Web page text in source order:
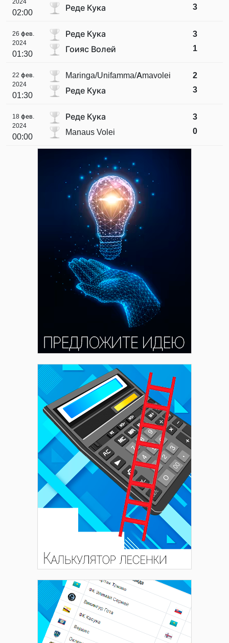
02:00
Реде Кука
3
26 фев.
2024
01:30
Реде Кука
Гоияс Волей
3
1
22 фев.
2024
01:30
Maringa/Unifamma/Amavolei
Реде Кука
2
3
18 фев.
2024
00:00
Реде Кука
Manaus Volei
3
0